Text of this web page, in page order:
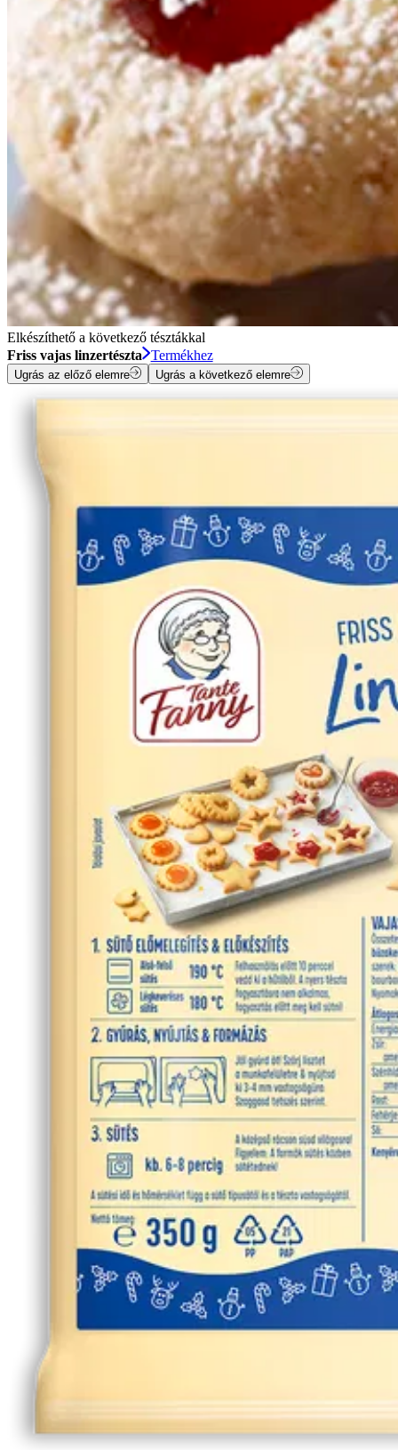
Elkészíthető a következő tésztákkal
Friss vajas linzertészta
Termékhez
Ugrás az előző elemre Ugrás a következő elemre